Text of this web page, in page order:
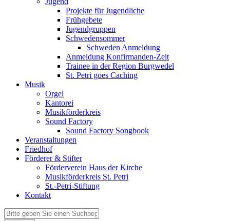
Projekte für Jugendliche
Frühgebete
Jugendgruppen
Schwedensommer
Schweden Anmeldung
Anmeldung Konfirmanden-Zeit
Trainee in der Region Burgwedel
St. Petri goes Caching
Musik
Orgel
Kantorei
Musikförderkreis
Sound Factory
Sound Factory Songbook
Veranstaltungen
Friedhof
Förderer & Stifter
Förderverein Haus der Kirche
Musikförderkreis St. Petri
St.-Petri-Stiftung
Kontakt